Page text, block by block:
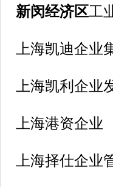
新闵经济区工
上海凯迪企业
上海凯利企业
上海港资企业
上海择仕企业